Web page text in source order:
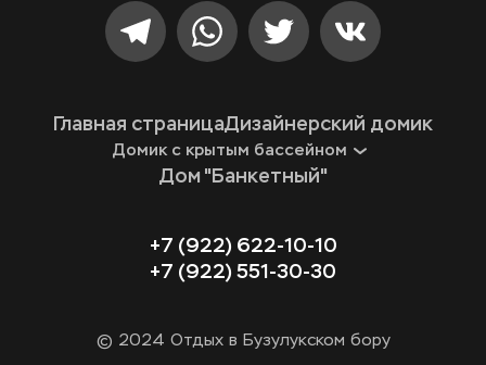
Главная страницаДизайнерский домик
Домик с крытым бассейном
Дом "Банкетный"
+7 (922) 622-10-10
+7 (922) 551-30-30
© 2024 Отдых в Бузулукском бору